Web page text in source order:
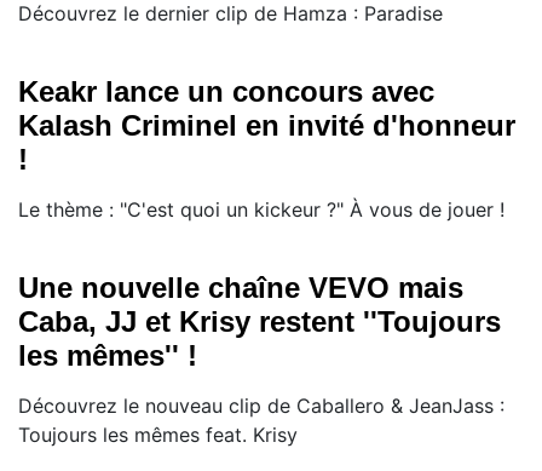
Découvrez le dernier clip de Hamza : Paradise
Keakr lance un concours avec
Kalash Criminel en invité d'honneur
!
Le thème : "C'est quoi un kickeur ?" À vous de jouer !
Une nouvelle chaîne VEVO mais
Caba, JJ et Krisy restent ''Toujours
les mêmes'' !
Découvrez le nouveau clip de Caballero & JeanJass :
Toujours les mêmes feat. Krisy